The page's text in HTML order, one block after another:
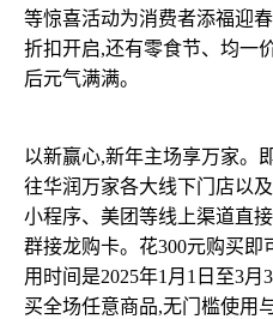
等惊喜活动为消费者添福迎
折扣开启,还有零食节、均一
后元气满满。
以新赢心,新年主场享万家。
往华润万家各大线下门店以
小程序、美团等线上渠道直
群接龙购卡。花300元购买即
用时间是2025年1月1日至3
买全场任意商品,无门槛使用